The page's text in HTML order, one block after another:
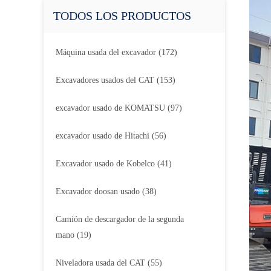
TODOS LOS PRODUCTOS
Máquina usada del excavador (172)
Excavadores usados del CAT (153)
excavador usado de KOMATSU (97)
excavador usado de Hitachi (56)
Excavador usado de Kobelco (41)
Excavador doosan usado (38)
Camión de descargador de la segunda
mano (19)
Niveladora usada del CAT (55)